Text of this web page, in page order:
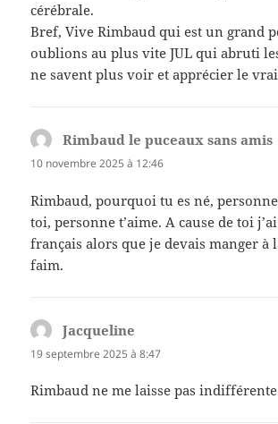
cérébrale.
Bref, Vive Rimbaud qui est un grand
oublions au plus vite JUL qui abruti
ne savent plus voir et apprécier le
Rimbaud le puceaux sans amis
10 novembre 2025 à 12:46
Rimbaud, pourquoi tu es né,
toi, personne t’aime. A cause de toi
français alors que je devais manger à
faim.
Jacqueline
19 septembre 2025 à 8:47
Rimbaud ne me laisse pas indifférente